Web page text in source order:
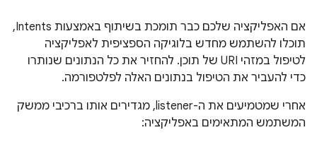
אם האפליקציה שלכם כבר תומכת בשיתוף באמצעות Intents,
תוכלו להשתמש מחדש בלוגיקה הספציפית לאפליקציה
לטיפול במזהי URI של תוכן. להחזיר את כל הנתונים שנותרו
כדי להעביר את הטיפול בנתונים האלה לפלטפורמה.
אחרי שמטמיעים את ה-listener, מגדירים אותו ברכיבי ממשק
המשתמש המתאימים באפליקציה: